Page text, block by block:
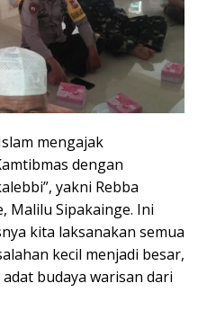
mengajak
dengan
yakni Rebba
Malilu Sipakainge. Ini
kita laksanakan semua
kecil menjadi besar,
budaya warisan dari